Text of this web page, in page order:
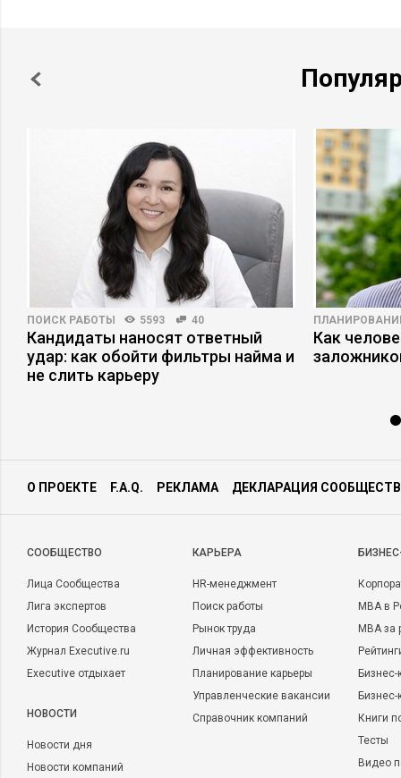
ПОИСК РАБОТЫ 5593 40
Кандидаты наносят ответный
удар: как обойти фильтры найма и
не слить карьеру
Как
О ПРОЕКТЕ F.A.Q. РЕКЛАМА ДЕКЛАРАЦИЯ
CООБЩЕСТВО
Лица Сообщества
Лига экспертов
История Сообщества
Журнал Executive.ru
Executive отдыхает
НОВОСТИ
Новости дня
Новости компаний
КАРЬЕРА
HR-менеджмент
Поиск работы
Рынок труда
Личная эффективность
Планирование карьеры
Управленческие вакансии
Справочник компаний
MBA в
MBA
Бизнес-
Книги
Тесты
Видео